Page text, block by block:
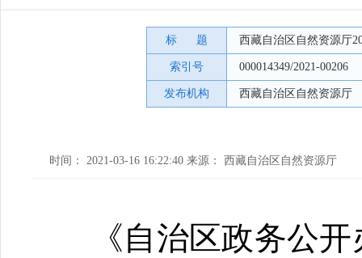
标 题 西藏自治区自然资源厅
索引号 000014349/2021-00206
发布机构 西藏自治区自然资源厅
时间： 2021-03-16 16:22:40 来源： 西藏自治区自然资源厅
《自治区政务公